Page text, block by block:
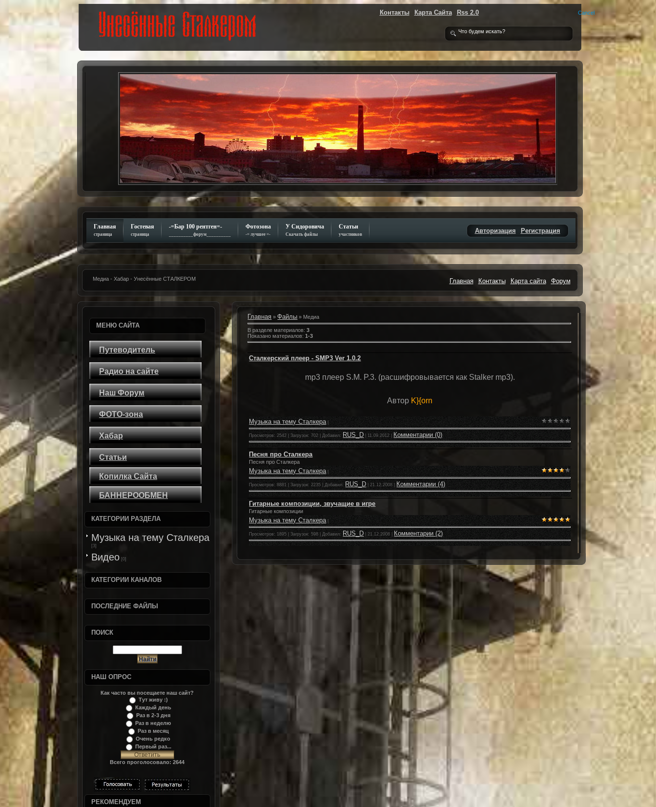
Контакты Карта Сайта Rss 2.0
Главная
страница
Гостевая
страница
-=Бар 100 рентген=-
__________форум__________
Фотозона
-= лучшее =-
У Сидоровича
Скачать файлы
Статьи
участников Регистрация
Авторизация
Медиа - Хабар - Унесённые СТАЛКЕРОМ Главная Контакты Карта сайта Форум
Главная »Файлы » Медиа
В разделе материалов:3
Показано материалов:1-3
Сталкерский плеер - SMP3 Ver 1.0.2
mp3 плеер S.M. P.3. (расшифровывается как Stalker mp3).
Автор K}{orn
Музыка на тему Сталкера|
Просмотров: 2542 | Загрузок: 702 | Добавил:RUS_D|11.09.2012 Комментарии (0)
Песня про Сталкера
Песня про Сталкера
Музыка на тему Сталкера|
Просмотров: 8881 | Загрузок: 2235 | Добавил: RUS_D|21.12.2008 |Комментарии (4)
Гитарные композиции, звучащие в игре
Гитарные композиции
Музыка на тему Сталкера|
Просмотров: 1895 | Загрузок: 598 | Добавил:RUS_D|21.12.2008 | Комментарии (2)
МЕНЮ САЙТА
Путеводитель
Радио на сайте
Наш Форум
ФОТО-зона
Хабар
Статьи
Копилка Сайта
БАННЕРООБМЕН
КАТЕГОРИИ РАЗДЕЛА
Музыка на тему Сталкера
[3]
Видео [0]
КАТЕГОРИИ КАНАЛОВ
ПОСЛЕДНИЕ ФАЙЛЫ
ПОИСК
НАШ ОПРОС
Как часто вы посещаете наш сайт?
Тут живу :)
Каждый день
Раз в 2-3 дня
Раз в неделю
Раз в месяц
Очень редко
Первый раз...
Всего проголосовало: 2644
РЕКОМЕНДУЕМ
Cancel